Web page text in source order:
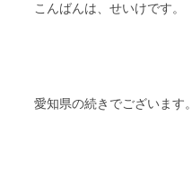
こんばんは、せいけです。
愛知県の続きでございます。